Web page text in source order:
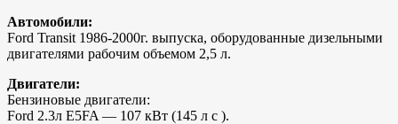
Автомобили:
Ford Transit 1986-2000г. выпуска, оборудованные дизельными
двигателями рабочим объемом 2,5 л.
Двигатели:
Бензиновые двигатели:
Ford 2.3л E5FA — 107 кВт (145 л с ).